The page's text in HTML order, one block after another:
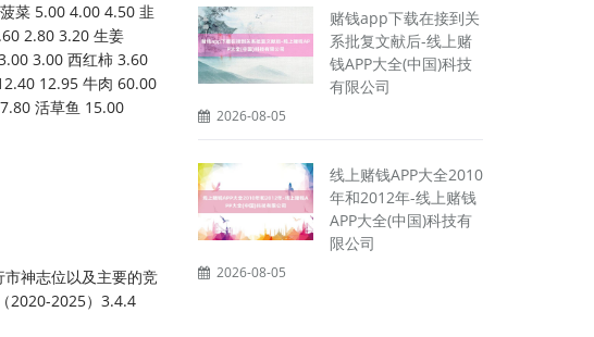
菜 5.00 4.00 4.50 韭
2.80 3.20 生姜
3.00 西红柿 3.60
12.95 牛肉 60.00
活草鱼 15.00
神志位以及主要的竞
2020-2025）3.4.4
赌钱app下载在接到关
系批复文献后-线上赌
钱APP大全(中国)科技
有限公司
2026-08-05
线上赌钱APP大全2010
年和2012年-线上赌钱
APP大全(中国)科技有
限公司
2026-08-05